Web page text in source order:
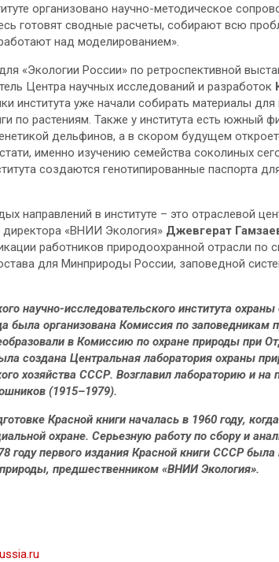
организовано научно-методическое
готовят сводные расчеты, собирают всю
над моделированием».
«Экологии России» по ретроспективной
Центра научных исследований и разработок
института уже начали собирать материалы
по растениям. Также у института есть южный
дельфинов, а в скором будущем
именно изучению семейства соколиных
создаются генотипированные паспорта
направлений в институте – это отраслевой
директора «ВНИИ Экология» Джевгерат
работников природоохранной отрасли по
для Минприроды России, заповедной
научно-исследовательского института
была организована Комиссия по
в Комиссию по охране природы при
создана Центральная лаборатория охраны
хозяйства СССР. Возглавил лабораторию и
(1915–1979).
Красной книги началась в 1960 году,
охране. Серьезную работу по сбору и
году первого издания Красной книги СССР
предшественником «ВНИИ Экология».